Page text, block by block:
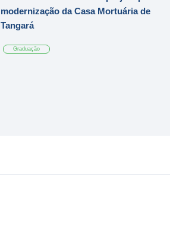
modernização da Casa Mortuária de
Tangará
Graduação